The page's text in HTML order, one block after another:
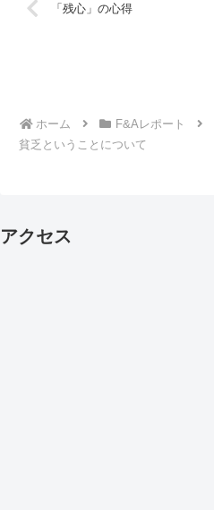
「残心」の心得
ホーム F&Aレポート
貧乏ということについて
アクセス